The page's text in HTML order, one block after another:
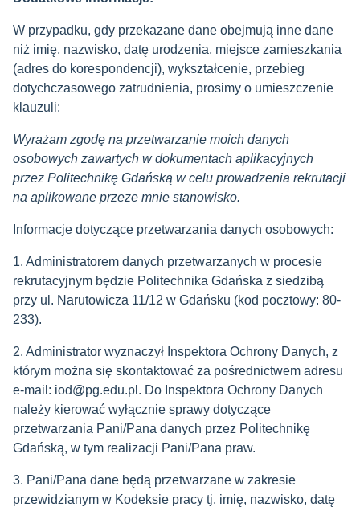
W przypadku, gdy przekazane dane obejmują inne dane
niż imię, nazwisko, datę urodzenia, miejsce zamieszkania
(adres do korespondencji), wykształcenie, przebieg
dotychczasowego zatrudnienia, prosimy o umieszczenie
klauzuli:
Wyrażam zgodę na przetwarzanie moich danych
osobowych zawartych w dokumentach aplikacyjnych
przez Politechnikę Gdańską w celu prowadzenia rekrutacji
na aplikowane przeze mnie stanowisko.
Informacje dotyczące przetwarzania danych osobowych:
1. Administratorem danych przetwarzanych w procesie
rekrutacyjnym będzie Politechnika Gdańska z siedzibą
przy ul. Narutowicza 11/12 w Gdańsku (kod pocztowy: 80-
233).
2. Administrator wyznaczył Inspektora Ochrony Danych, z
którym można się skontaktować za pośrednictwem adresu
e-mail: iod@pg.edu.pl. Do Inspektora Ochrony Danych
należy kierować wyłącznie sprawy dotyczące
przetwarzania Pani/Pana danych przez Politechnikę
Gdańską, w tym realizacji Pani/Pana praw.
3. Pani/Pana dane będą przetwarzane w zakresie
przewidzianym w Kodeksie pracy tj. imię, nazwisko, datę